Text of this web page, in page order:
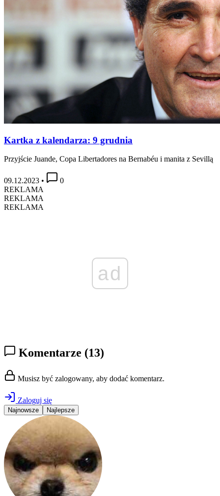
Kartka z kalendarza: 9 grudnia
Przyjście Juande, Copa Libertadores na Bernabéu i manita z Sevillą
09.12.2023 •
0
REKLAMA
REKLAMA
REKLAMA
ad
Komentarze (13)
Musisz być zalogowany, aby dodać komentarz.
Zaloguj się
Najnowsze Najlepsze